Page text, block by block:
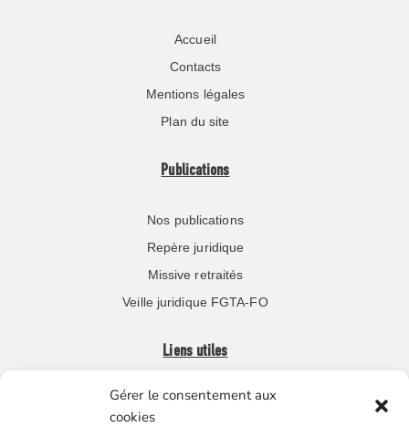
Gérer le consentement aux
cookies
Accueil
Contacts
Mentions légales
Plan du site
Publications
Nos publications
Repère juridique
Missive retraités
Veille juridique FGTA-FO
Liens utiles
Boutique en ligne